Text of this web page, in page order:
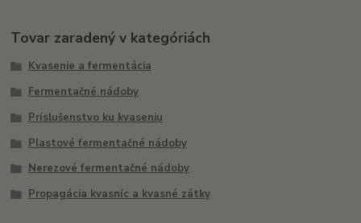
Tovar zaradený v kategóriách
Kvasenie a fermentácia
Fermentačné nádoby
Príslušenstvo ku kvaseniu
Plastové fermentačné nádoby
Nerezové fermentačné nádoby
Propagácia kvasníc a kvasné zátky